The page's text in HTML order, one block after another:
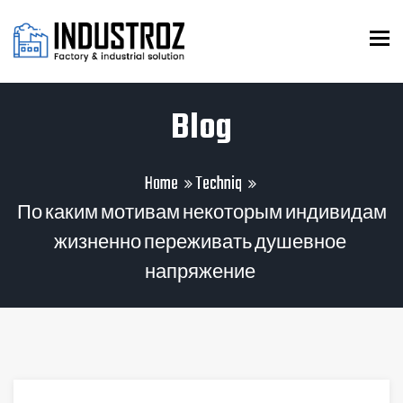
Blog
Home
Techniq
По каким мотивам некоторым индивидам
жизненно переживать душевное
напряжение